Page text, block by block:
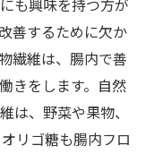
も興味を持つ方が
善するために欠か
繊維は、腸内で善
きをします。自然
は、野菜や果物、
リゴ糖も腸内フロ